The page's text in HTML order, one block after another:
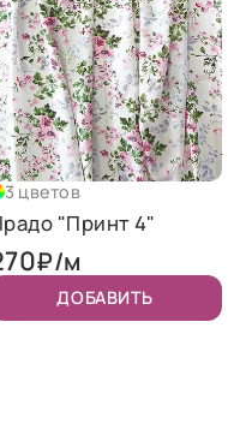
3 цветов
"Принт 4"
₽/м
ДОБАВИТЬ